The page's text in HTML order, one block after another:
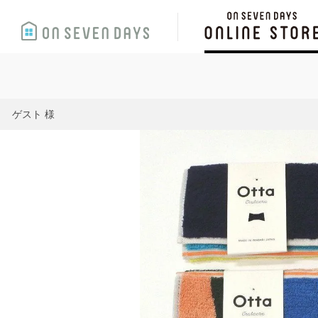
ゲスト 様